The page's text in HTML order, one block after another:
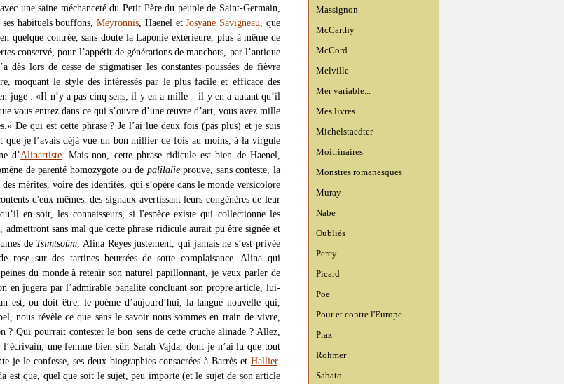
Massignon
McCarthy
McCord
Melville
Mer variable...
Mes livres
Michelstaedter
Moitrinaires
Monstres romanesques
Muray
Nabe
Oubliés
Percy
Picard
Poe
Pour et contre l'Europe
Praz
Rohmer
Sabato
une saine méchanceté du Petit Père du peuple de Saint-Germain,
habituels bouffons,Meyronnis , Haenel etJosyane Savigneau , que
quelque contrée, sans doute la Laponie extérieure, plus à même de
conservé, pour l’appétit de générations de manchots, par l’antique
dès lors de cesse de stigmatiser les constantes poussées de fièvre
moquant le style des intéressés par le plus facile et efficace des
juge : «Il n’y a pas cinq sens; il y en a mille – il y en a autant qu’il
vous entrez dans ce qui s’ouvre d’une œuvre d’art, vous avez mille
De qui est cette phrase ? Je l’ai lue deux fois (pas plus) et je suis
que je l’avais déjà vue un bon millier de fois au moins, à la virgule
d’Alinartiste . Mais non, cette phrase ridicule est bien de Haenel,
de parenté homozygote ou de palilalieprouve, sans conteste, la
mérites, voire des identités, qui s’opère dans le monde versicolore
d'eux-mêmes, des signaux avertissant leurs congénères de leur
en soit, les connaisseurs, si l'espèce existe qui collectionne les
admettront sans mal que cette phrase ridicule aurait pu être signée et
de Tsimtsoûm , Alina Reyes justement, qui jamais ne s’est privée
rose sur des tartines beurrées de sotte complaisance. Alina qui
du monde à retenir son naturel papillonnant, je veux parler de
en jugera par l’admirable banalité concluant son propre article, lui-
est, ou doit être, le poème d’aujourd’hui, la langue nouvelle qui,
nous révèle ce que sans le savoir nous sommes en train de vivre,
? Qui pourrait contester le bon sens de cette cruche alinade ? Allez,
l’écrivain, une femme bien sûr, Sarah Vajda, dont je n’ai lu que tout
je le confesse, ses deux biographies consacrées à Barrès et Hallier.
est que, quel que soit le sujet, peu importe (et le sujet de son article